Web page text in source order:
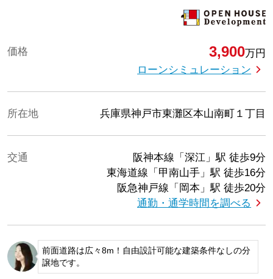
価格 3,900万円
ローンシミュレーション
所在地 兵庫県神戸市東灘区本山南町１丁目
交通 阪神本線「深江」駅 徒歩9分
東海道線「甲南山手」駅 徒歩16分
阪急神戸線「岡本」駅 徒歩20分
通勤・通学時間を調べる
前面道路は広々8m！自由設計可能な建築条件なしの分
譲地です。